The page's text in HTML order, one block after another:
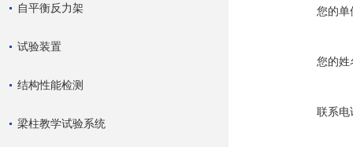
自平衡反力架
试验装置
结构性能检测
梁柱教学试验系统
您的单
您的姓
联系电